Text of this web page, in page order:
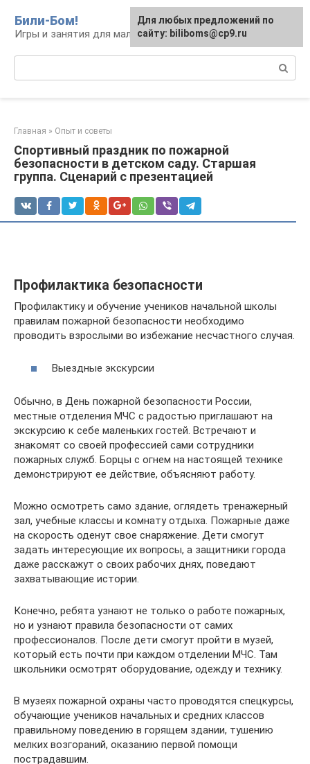
контенту
Били-Бом!
Игры и занятия для малышей и школьников
Главная » Опыт и советы
Спортивный праздник по пожарной
безопасности в детском саду. Старшая
группа. Сценарий с презентацией
Профилактика безопасности
Профилактику и обучение учеников начальной школы
правилам пожарной безопасности необходимо
проводить взрослыми во избежание несчастного случая.
Выездные экскурсии
Обычно, в День пожарной безопасности России,
местные отделения МЧС с радостью приглашают на
экскурсию к себе маленьких гостей. Встречают и
знакомят со своей профессией сами сотрудники
пожарных служб. Борцы с огнем на настоящей технике
демонстрируют ее действие, объясняют работу.
Можно осмотреть само здание, оглядеть тренажерный
зал, учебные классы и комнату отдыха. Пожарные даже
на скорость оденут свое снаряжение. Дети смогут
задать интересующие их вопросы, а защитники города
даже расскажут о своих рабочих днях, поведают
захватывающие истории.
Конечно, ребята узнают не только о работе пожарных,
но и узнают правила безопасности от самих
профессионалов. После дети смогут пройти в музей,
который есть почти при каждом отделении МЧС. Там
школьники осмотрят оборудование, одежду и технику.
В музеях пожарной охраны часто проводятся спецкурсы,
обучающие учеников начальных и средних классов
правильному поведению в горящем здании, тушению
мелких возгораний, оказанию первой помощи
пострадавшим.
Для любых предложений по
сайту: biliboms@cp9.ru